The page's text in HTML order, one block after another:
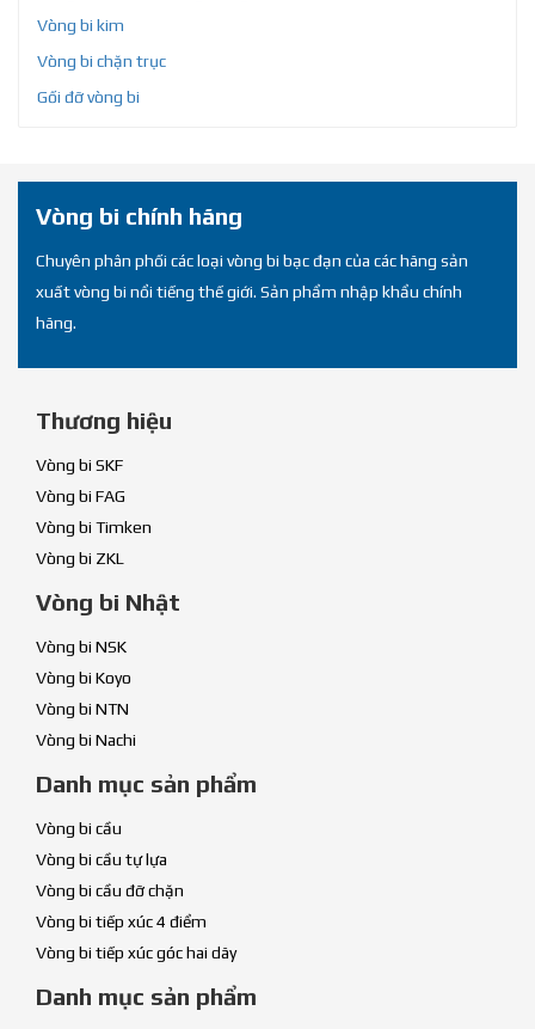
Vòng bi kim
Vòng bi chặn trục
Gối đỡ vòng bi
Vòng bi chính hãng
Chuyên phân phối các loại vòng bi bạc đạn của các hãng sản
xuất vòng bi nổi tiếng thế giới. Sản phẩm nhập khẩu chính
hãng.
Thương hiệu
Vòng bi SKF
Vòng bi FAG
Vòng bi Timken
Vòng bi ZKL
Vòng bi Nhật
Vòng bi NSK
Vòng bi Koyo
Vòng bi NTN
Vòng bi Nachi
Danh mục sản phẩm
Vòng bi cầu
Vòng bi cầu tự lựa
Vòng bi cầu đỡ chặn
Vòng bi tiếp xúc 4 điểm
Vòng bi tiếp xúc góc hai dãy
Danh mục sản phẩm